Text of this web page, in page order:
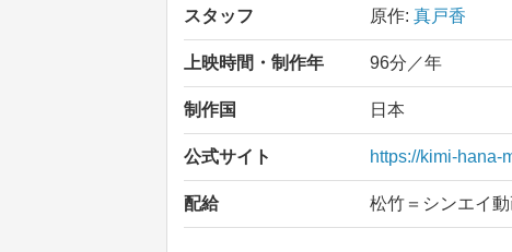
スタッフ 原作: 真戸香
上映時間・制作年 96分／年
制作国 日本
公式サイト https://kimi-hana-
配給 松竹＝シンエイ